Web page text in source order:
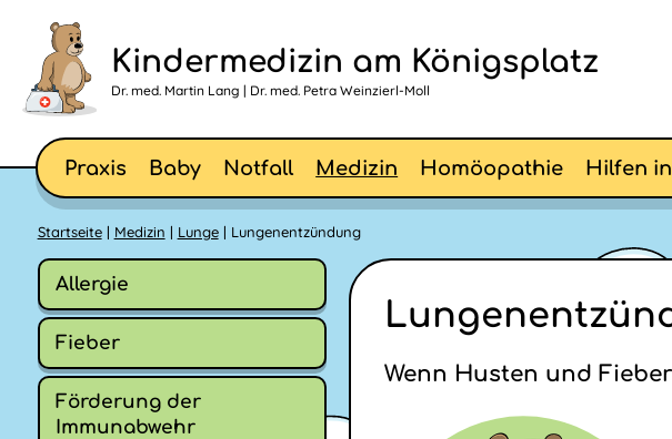
Kindermedizin am Königsplatz
Dr. med. Martin Lang | Dr. med. Petra Weinzierl-Moll
Praxis Baby Notfall Medizin Homöopathie Hilfen
Startseite| Medizin | Lunge| Lungenentzündung
Allergie
Fieber
Förderung der
Immunabwehr
Wenn Husten und